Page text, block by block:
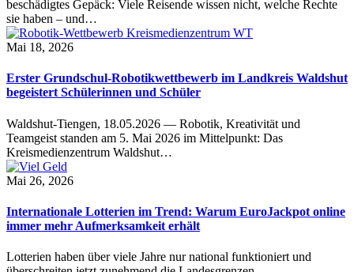
beschädigtes Gepäck: Viele Reisende wissen nicht, welche Rechte
sie haben – und…
Mai 18, 2026
Erster Grundschul-Robotikwettbewerb im Landkreis Waldshut
begeistert Schülerinnen und Schüler
Waldshut-Tiengen, 18.05.2026 — Robotik, Kreativität und
Teamgeist standen am 5. Mai 2026 im Mittelpunkt: Das
Kreismedienzentrum Waldshut…
Mai 26, 2026
Internationale Lotterien im Trend: Warum EuroJackpot online
immer mehr Aufmerksamkeit erhält
Lotterien haben über viele Jahre nur national funktioniert und